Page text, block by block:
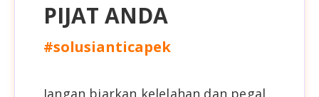
PIJAT ANDA
#solusianticapek
Jangan biarkan kelelahan dan pegal